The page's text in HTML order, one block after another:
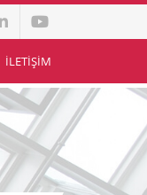
İLETIŞIM